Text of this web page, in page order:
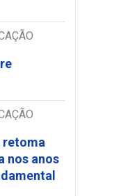
retoma
nos anos